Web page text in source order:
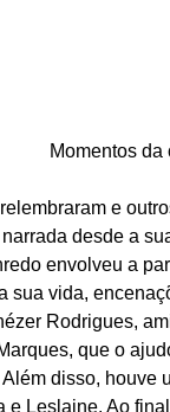
Momentos da
e
desde a
envolveu a
sua vida,
Rodrigues,
que o
disso,
Leslaine. Ao